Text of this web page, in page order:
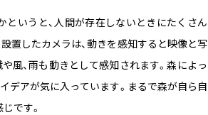
いうと、人間が存在しないときにたくさん
置したカメラは、動きを感知すると映像と写
風、雨も動きとして感知されます。森によっ
デアが気に入っています。まるで森が自ら自
です。